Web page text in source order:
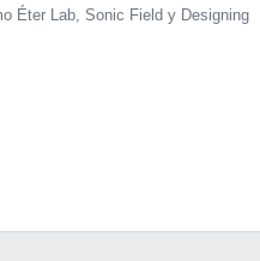
Éter Lab, Sonic Field y Designing